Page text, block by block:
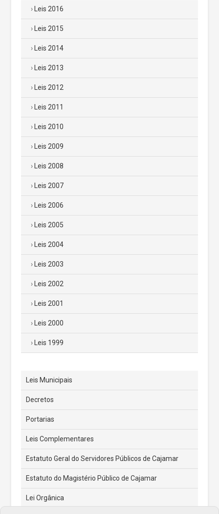
Leis 2016
Leis 2015
Leis 2014
Leis 2013
Leis 2012
Leis 2011
Leis 2010
Leis 2009
Leis 2008
Leis 2007
Leis 2006
Leis 2005
Leis 2004
Leis 2003
Leis 2002
Leis 2001
Leis 2000
Leis 1999
Leis Municipais
Decretos
Portarias
Leis Complementares
Estatuto Geral do Servidores Públicos de Cajamar
Estatuto do Magistério Público de Cajamar
Lei Orgânica